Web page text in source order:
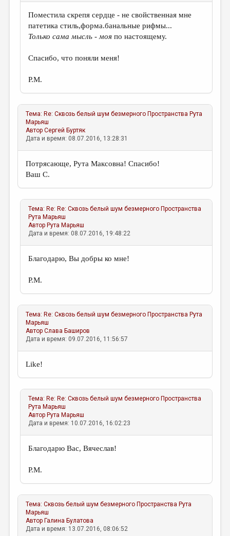
Поместила скрепя сердце - не свойственная мне
патетика стиль,форма.банальные рифмы...
Только сама мысль - мояпо настоящему.
Спасибо, что поняли меня!
Р.М.
Тема: Re: Сквозь белый шум безмерного Пространства Рута
Марьяш
АвторСергей Буртяк
Дата и время: 08.07.2016, 13:28:31
Потрясающе, Рута Максовна! Спасибо!
Ваш С.
Тема: Re: Re: Сквозь белый шум безмерного Пространства
Рута Марьяш
Автор Рута Марьяш
Дата и время: 08.07.2016, 19:48:22
Благодарю, Вы добры ко мне!
Р.М.
Тема: Re: Сквозь белый шум безмерного Пространства Рута
Марьяш
АвторСлава Баширов
Дата и время: 09.07.2016, 11:56:57
Like!
Тема: Re: Re: Сквозь белый шум безмерного Пространства
Рута Марьяш
Автор Рута Марьяш
Дата и время: 10.07.2016, 16:02:23
Благодарю Вас, Вячеслав!
Р.М.
Тема:Сквозь белый шум безмерного Пространства Рута
Марьяш
Автор Галина Булатова
Дата и время: 13.07.2016, 08:06:52